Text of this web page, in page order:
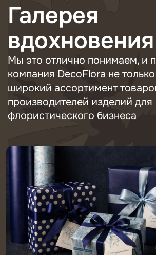
Галерея
вдохновения
Мы это отлично понимаем, и
компания DecoFlora не
широкий ассортимент
производителей изделий для
флористического бизнеса